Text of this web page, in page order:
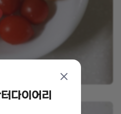
#사과